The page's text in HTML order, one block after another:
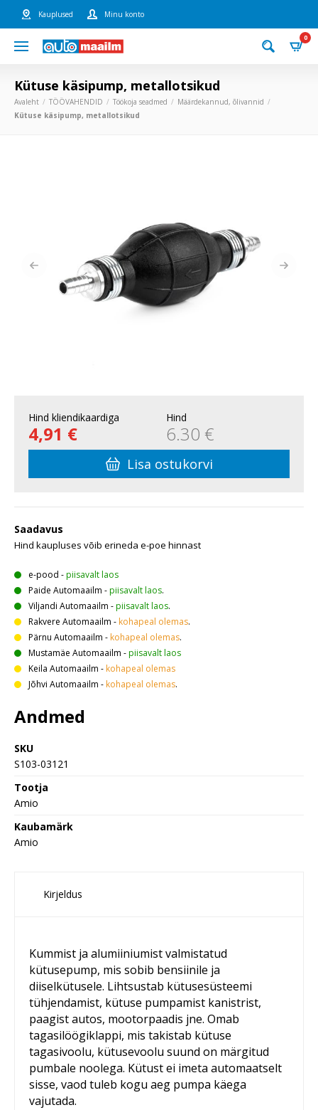
Kauplused Minu konto
0
Kütuse käsipump, metallotsikud
Avaleht TÖÖVAHENDID Töökoja seadmed
Määrdekannud, õlivannid
Kütuse käsipump, metallotsikud
Hind kliendikaardiga
4,91 €
Hind
6.30 €
Lisa ostukorvi
Saadavus
Hind kaupluses võib erineda e-poe hinnast
e-pood -piisavalt laos
Paide Automaailm -piisavalt laos.
Viljandi Automaailm -piisavalt laos.
Rakvere Automaailm - kohapeal olemas.
Pärnu Automaailm - kohapeal olemas.
Mustamäe Automaailm -piisavalt laos
Keila Automaailm - kohapeal olemas
Jõhvi Automaailm - kohapeal olemas.
Andmed
SKU
S103-03121
Tootja
Amio
Kaubamärk
Amio
Kirjeldus
Kummist ja alumiiniumist valmistatud
kütusepump, mis sobib bensiinile ja
diiselkütusele. Lihtsustab kütusesüsteemi
tühjendamist, kütuse pumpamist kanistrist,
paagist autos, mootorpaadis jne. Omab
tagasilöögiklappi, mis takistab kütuse
tagasivoolu, kütusevoolu suund on märgitud
pumbale noolega. Kütust ei imeta automaatselt
sisse, vaod tuleb kogu aeg pumpa käega
vajutada.